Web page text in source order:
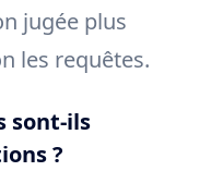
jugée plus
les requêtes.
sont-ils
?